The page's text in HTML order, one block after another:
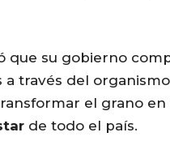
que su gobierno
a través del organismo
el grano
de todo el país.